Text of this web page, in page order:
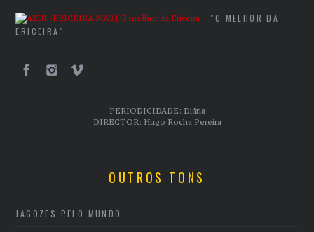
"O MELHOR DA
ERICEIRA"
PERIODICIDADE: Diária
DIRECTOR: Hugo Rocha Pereira
OUTROS TONS
JAGOZES PELO MUNDO